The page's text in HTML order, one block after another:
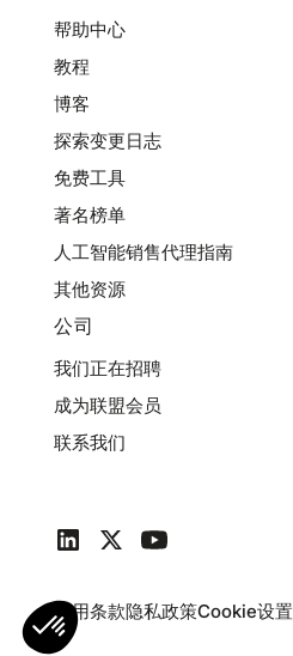
帮助中心
教程
博客
探索变更日志
免费工具
著名榜单
人工智能销售代理指南
其他资源
公司
我们正在招聘
成为联盟会员
联系我们
使用条款隐私政策Cookie设置